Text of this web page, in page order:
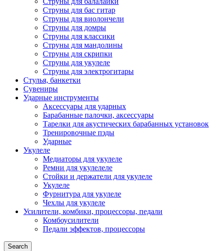
Струны для бас гитар
Струны для виолончели
Струны для домры
Струны для классики
Струны для мандолины
Струны для скрипки
Струны для укулеле
Струны для электрогитары
Стулья, банкетки
Сувениры
Ударные инструменты
Аксессуары для ударных
Барабанные палочки, аксессуары
Тарелки для акустических барабанных установок
Тренировочные пэды
Ударные
Укулеле
Медиаторы для укулеле
Ремни для укулелеле
Стойки и держатели для укулеле
Укулеле
Фурнитура для укулеле
Чехлы для укулеле
Усилители, комбики, процессоры, педали
Комбоусилители
Педали эффектов, процессоры
Search